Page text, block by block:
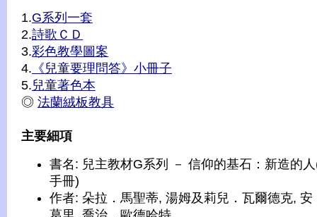
1.G系列一套
2.詩歌ＣＤ
3.彩色教學圖案
4. 《兒童要理問答》小冊子
5.兒童著色本
◎ 法蘭絨板教具
主要細項
書名: 兒主教材G系列 － 信仰的基石：新造的
手冊)
作者: 朵拉．馬聖蒂, 湯姆及莉兒．瓦爾德克, 安